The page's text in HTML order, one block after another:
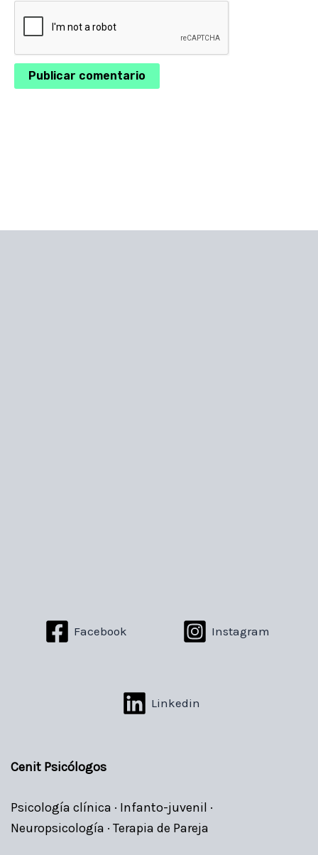
Facebook Instagram
Linkedin
Cenit Psicólogos
Psicología clínica · Infanto-juvenil ·
Neuropsicología · Terapia de Pareja